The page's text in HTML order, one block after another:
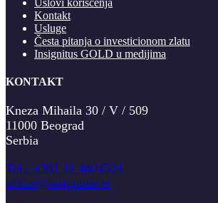
Kontakt
Usluge
Česta pitanja o investicionom zlatu
Insignitus GOLD u medijima
KONTAKT
Kneza Mihaila 30 / V / 509
11000 Beograd
Serbia
Tel.: +381 11 4404521
office@insignitus.rs